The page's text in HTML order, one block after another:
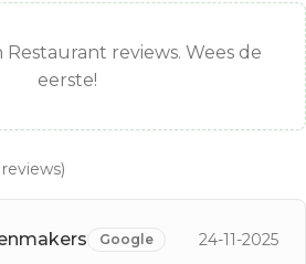
reviews. Wees de
eerste!
reviews)
Google 24-11-2025